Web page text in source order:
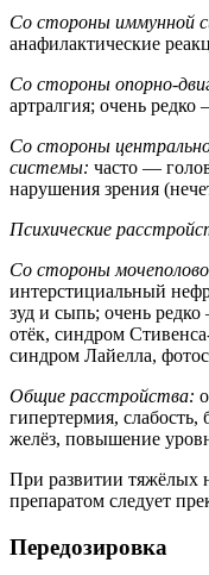
Со стороны иммунной
анафилактические
Со стороны опорно-
артралгия; очень
Со стороны
системы: часто —
нарушения зрения
Психические
Со стороны
интерстициальный
зуд и сыпь; очень
отёк, синдром
синдром Лайелла,
Общие расстройства:
гипертермия,
желёз, повышение
При развитии тяжёлых
препаратом следует
Передозировка